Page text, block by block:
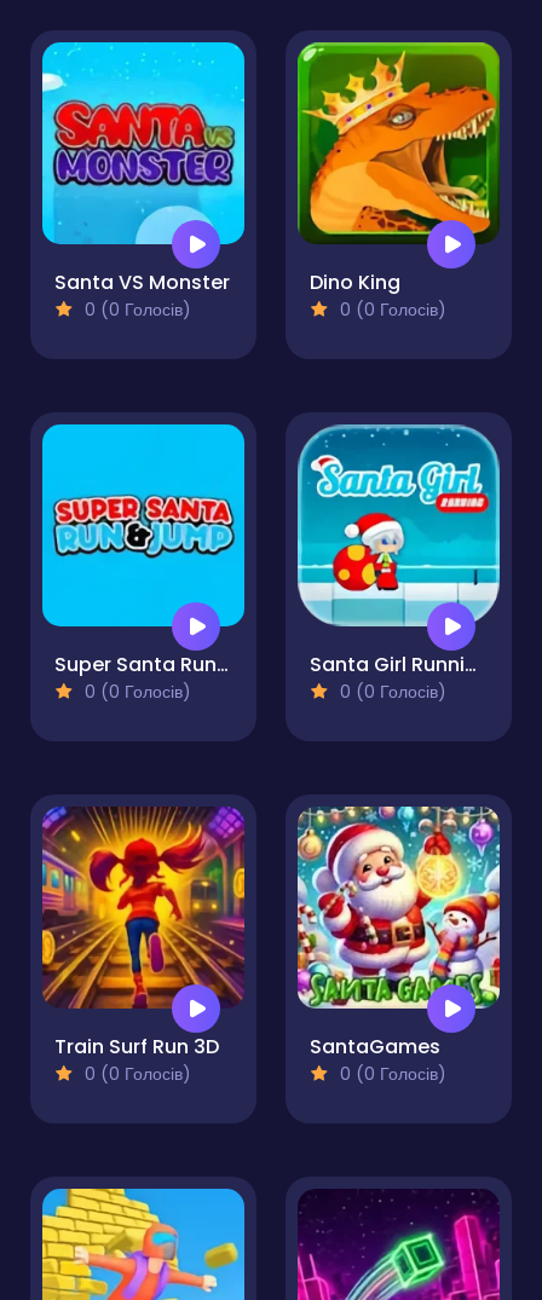
Santa VS Monster
0 (0 Голосів)
Dino King
0 (0 Голосів)
Super Santa Run & Jump
0 (0 Голосів)
Santa Girl Running
0 (0 Голосів)
Train Surf Run 3D
0 (0 Голосів)
SantaGames
0 (0 Голосів)